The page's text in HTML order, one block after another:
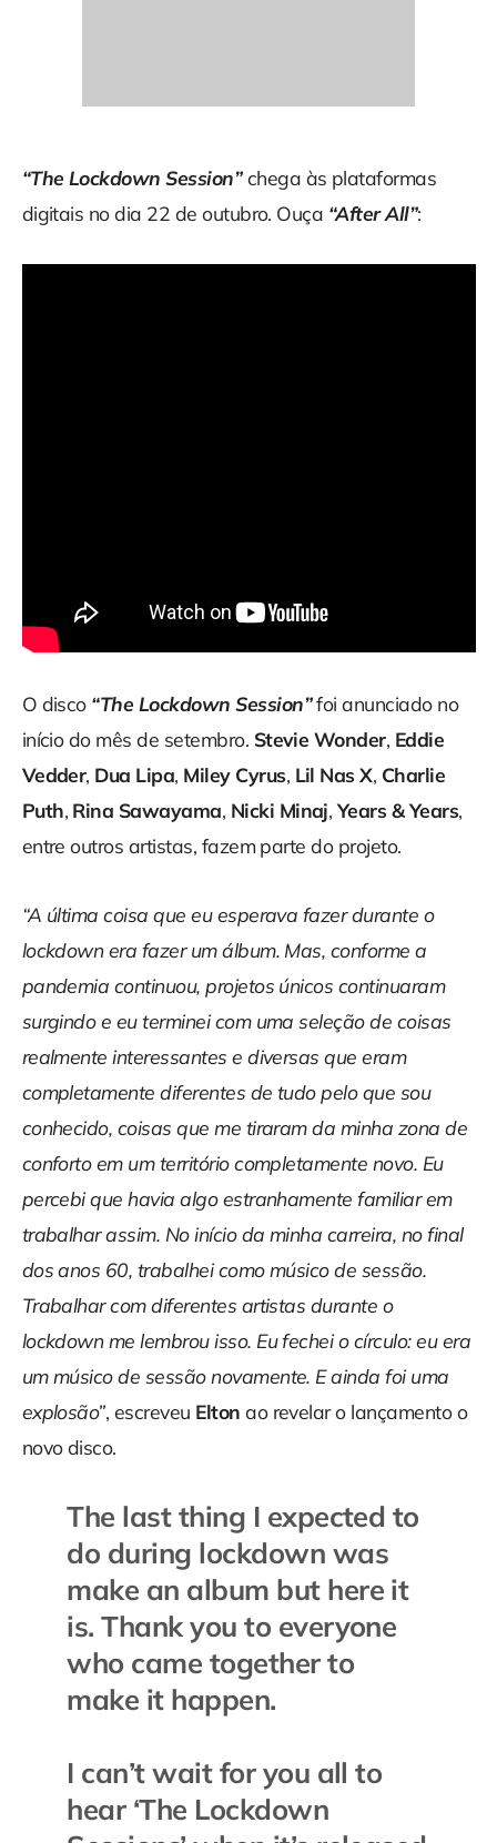
“The Lockdown Session”chega às plataformas
digitais no dia 22 de outubro. Ouça “After All”:
O disco “The Lockdown Session”foi anunciado no
início do mês de setembro. Stevie Wonder, Eddie
Vedder, Dua Lipa, Miley Cyrus, Lil Nas X, Charlie
Puth, Rina Sawayama, Nicki Minaj,Years & Years,
entre outros artistas, fazem parte do projeto.
“A última coisa que eu esperava fazer durante o
lockdown era fazer um álbum. Mas, conforme a
pandemia continuou, projetos únicos continuaram
surgindo e eu terminei com uma seleção de coisas
realmente interessantes e diversas que eram
completamente diferentes de tudo pelo que sou
conhecido, coisas que me tiraram da minha zona de
conforto em um território completamente novo. Eu
percebi que havia algo estranhamente familiar em
trabalhar assim. No início da minha carreira, no final
dos anos 60, trabalhei como músico de sessão.
Trabalhar com diferentes artistas durante o
lockdown me lembrou isso. Eu fechei o círculo: eu era
um músico de sessão novamente. E ainda foi uma
explosão”, escreveu Elton ao revelar o lançamento o
novo disco.
The last thing I expected to
do during lockdown was
make an album but here it
is. Thank you to everyone
who came together to
make it happen.
I can’t wait for you all to
hear ‘The Lockdown